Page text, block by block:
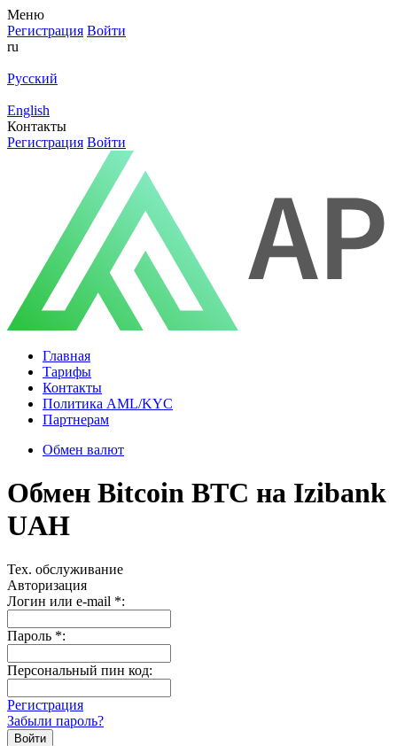
Меню
Регистрация Войти
ru
Русский
English
Контакты
Регистрация Войти
Главная
Тарифы
Контакты
Политика AML/KYC
Партнерам
Обмен валют
Обмен Bitcoin BTC на Izibank
UAH
Тех. обслуживание
Авторизация
Логин или e-mail *:
Пароль *:
Персональный пин код:
Регистрация
Забыли пароль?